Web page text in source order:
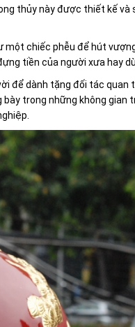
thủy này được thiết kế và
một chiếc phễu để hút
tiền của người xưa hay
để dành tặng đối tác quan
trong những không gian